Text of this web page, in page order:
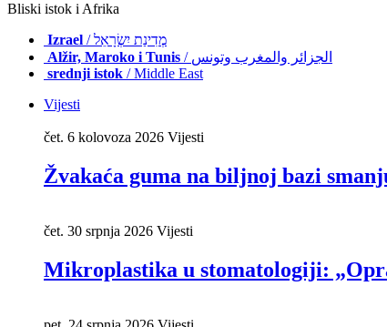
Bliski istok i Afrika
Izrael
/ מְדִינַת יִשְׂרָאֵל
Alžir, Maroko i Tunis
/ الجزائر والمغرب وتونس
srednji istok / Middle East
Vijesti
čet. 6 kolovoza 2026 Vijesti
Žvakaća guma na biljnoj bazi
čet. 30 srpnja 2026 Vijesti
Mikroplastika u stomatologiji: